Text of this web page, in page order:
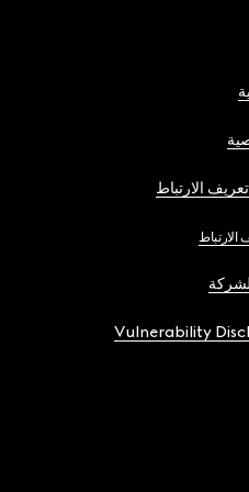
الارتباط
الارتباط
Vulnerability